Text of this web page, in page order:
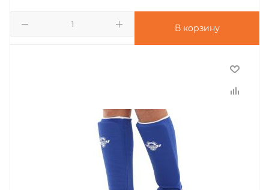
В корзину